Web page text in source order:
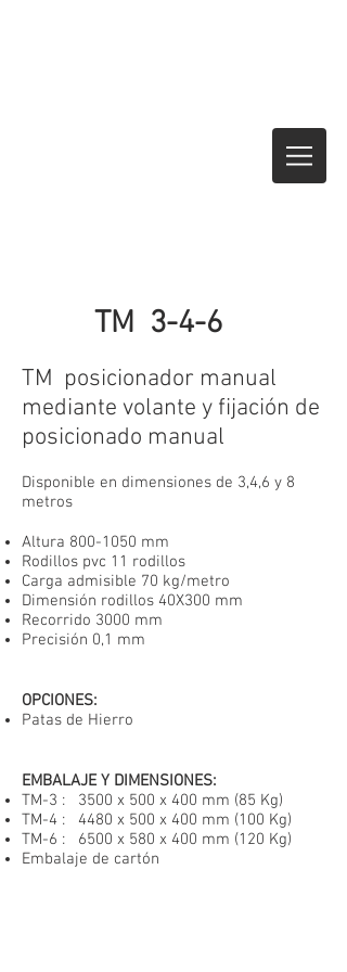
TM 3-4-6
TM posicionador manual
mediante volante y fijación de
posicionado manual
Disponible en dimensiones de 3,4,6 y 8
metros
Altura 800-1050 mm
Rodillos pvc 11 rodillos
Carga admisible 70 kg/metro
Dimensión rodillos 40X300 mm
Recorrido 3000 mm
Precisión 0,1 mm
OPCIONES:
Patas de Hierro
EMBALAJE Y DIMENSIONES:
TM-3 : 3500 x 500 x 400 mm (85 Kg)
TM-4 : 4480 x 500 x 400 mm (100 Kg)
TM-6 : 6500 x 580 x 400 mm (120 Kg)
Embalaje de cartón
TM